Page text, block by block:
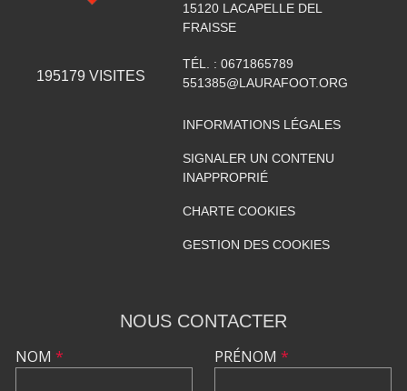
195179 VISITES
15120 LACAPELLE DEL
FRAISSE
TÉL. : 0671865789
551385@LAURAFOOT.ORG
INFORMATIONS LÉGALES
SIGNALER UN CONTENU
INAPPROPRIÉ
CHARTE COOKIES
GESTION DES COOKIES
NOUS CONTACTER
NOM * PRÉNOM *